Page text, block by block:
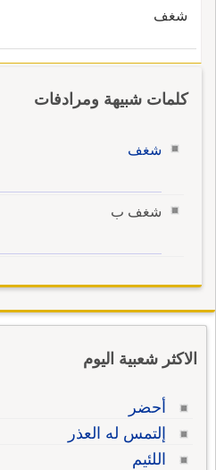
شغف
كلمات شبيهة ومرادفات
شغف
شغف ب
الاكثر شعبية اليوم
أحضر
إلتمس له العذر
اللئيم